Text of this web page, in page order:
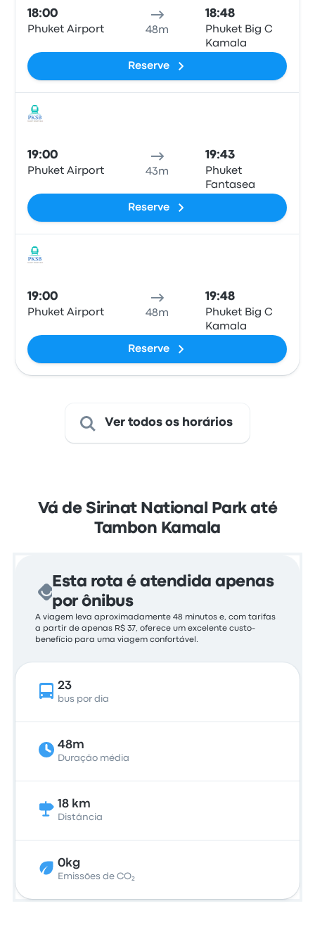
18:00
Phuket Airport 48m
18:48
Phuket Big C
Kamala
Reserve
19:00
Phuket Airport 43m
19:43
Phuket
Fantasea
Reserve
19:00
Phuket Airport 48m
19:48
Phuket Big C
Kamala
Reserve
Ver todos os horários
Vá de Sirinat National Park até
Tambon Kamala
Esta rota é atendida apenas
por ônibus
A viagem leva aproximadamente 48 minutos e, com tarifas
a partir de apenas R$ 37, oferece um excelente custo-
benefício para uma viagem confortável.
23
bus por dia
48m
Duração média
18 km
Distância
0kg
Emissões de CO₂